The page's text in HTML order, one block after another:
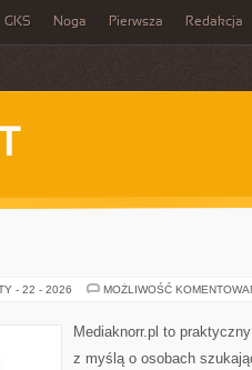
GKS Noga Pierwsza Redakcja
- 22 - 2026 MOŻLIWOŚĆ
Mediaknorr.pl to
z myślą o osobach